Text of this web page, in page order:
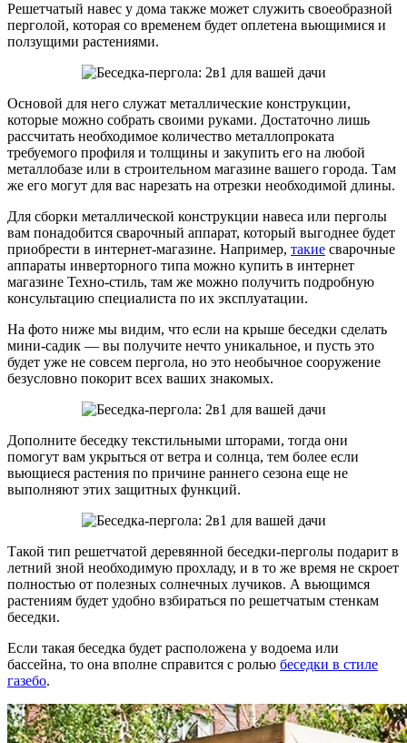
Решетчатый навес у дома также может служить своеобразной
перголой, которая со временем будет оплетена вьющимися и
ползущими растениями.
Основой для него служат металлические конструкции,
которые можно собрать своими руками. Достаточно лишь
рассчитать необходимое количество металлопроката
требуемого профиля и толщины и закупить его на любой
металлобазе или в строительном магазине вашего города. Там
же его могут для вас нарезать на отрезки необходимой длины.
Для сборки металлической конструкции навеса или перголы
вам понадобится сварочный аппарат, который выгоднее будет
приобрести в интернет-магазине. Например, такие сварочные
аппараты инверторного типа можно купить в интернет
магазине Техно-стиль, там же можно получить подробную
консультацию специалиста по их эксплуатации.
На фото ниже мы видим, что если на крыше беседки сделать
мини-садик — вы получите нечто уникальное, и пусть это
будет уже не совсем пергола, но это необычное сооружение
безусловно покорит всех ваших знакомых.
Дополните беседку текстильными шторами, тогда они
помогут вам укрыться от ветра и солнца, тем более если
вьющиеся растения по причине раннего сезона еще не
выполняют этих защитных функций.
Такой тип решетчатой деревянной беседки-перголы подарит в
летний зной необходимую прохладу, и в то же время не скроет
полностью от полезных солнечных лучиков. А вьющимся
растениям будет удобно взбираться по решетчатым стенкам
беседки.
Если такая беседка будет расположена у водоема или
бассейна, то она вполне справится с ролью беседки в стиле
газебо.